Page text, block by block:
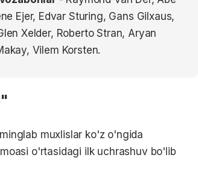
Ejer, Edvar Sturing, Gans Gilxaus,
Xelder, Roberto Stran, Aryan
Vilem Korsten.
muxlislar ko'z o'ngida
o'rtasidagi ilk uchrashuv bo'lib